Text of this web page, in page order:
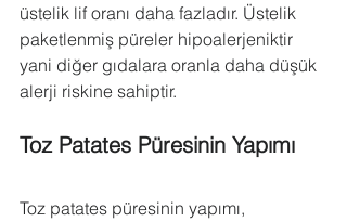
üstelik lif oranı daha fazladır. Üstelik
paketlenmiş püreler hipoalerjeniktir
yani diğer gıdalara oranla daha düşük
alerji riskine sahiptir.
Toz Patates Püresinin Yapımı
Toz patates püresinin yapımı,